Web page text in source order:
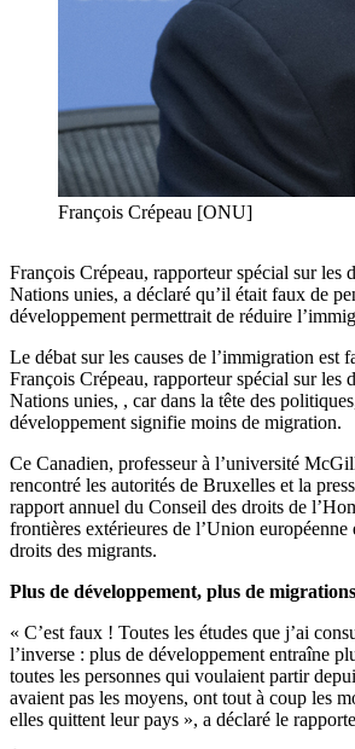
François Crépeau [ONU]
François Crépeau, rapporteur spécial sur les
Nations unies, a déclaré qu’il était faux de
développement permettrait de réduire
Le débat sur les causes de l’immigration est
François Crépeau, rapporteur spécial sur les
Nations unies, , car dans la tête des
développement signifie moins de migration.
Ce Canadien, professeur à l’université
rencontré les autorités de Bruxelles et la
rapport annuel du Conseil des droits de
frontières extérieures de l’Union européenne
droits des migrants.
Plus de développement, plus de migrations
« C’est faux ! Toutes les études que j’ai
l’inverse : plus de développement entraîne
toutes les personnes qui voulaient partir
avaient pas les moyens, ont tout à coup les
elles quittent leur pays », a déclaré le